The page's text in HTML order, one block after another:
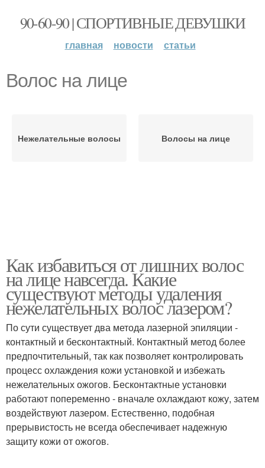
90-60-90 | СПОРТИВНЫЕ ДЕВУШКИ
главная новости статьи
Волос на лице
Нежелательные волосы Волосы на лице
Как избавиться от лишних волос
на лице навсегда. Какие
существуют методы удаления
нежелательных волос лазером?
По сути существует два метода лазерной эпиляции -
контактный и бесконтактный. Контактный метод более
предпочтительный, так как позволяет контролировать
процесс охлаждения кожи установкой и избежать
нежелательных ожогов. Бесконтактные установки
работают попеременно - вначале охлаждают кожу, затем
воздействуют лазером. Естественно, подобная
прерывистость не всегда обеспечивает надежную
защиту кожи от ожогов.